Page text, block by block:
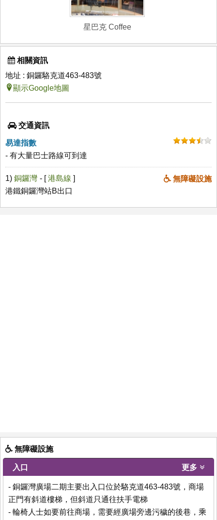
星巴克 Coffee
相關資訊
地址 : 銅鑼駱克道463-483號
顯示Google地圖
交通資訊
易達指數
- 有大量巴士路線可到達
1) 銅鑼灣 無障礙設施
- [ 港島線
港鐵銅鑼灣站B出口
無障礙設施
入口 更多
- 銅鑼灣廣場二期主要出入口位於駱克道463-483號，商場
正門有斜道樓梯，但斜道只通往扶手電梯
- 輪椅人士如要前往商場，需要經廣場旁邊污穢的後巷，乘